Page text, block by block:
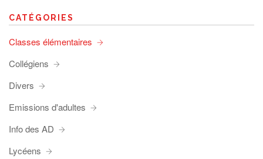
CATÉGORIES
Classes élémentaires
Collégiens
Divers
Emissions d'adultes
Info des AD
Lycéens